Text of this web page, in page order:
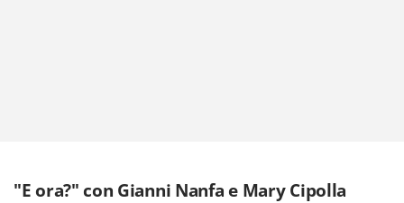
"E ora?" con Gianni Nanfa e Mary Cipolla